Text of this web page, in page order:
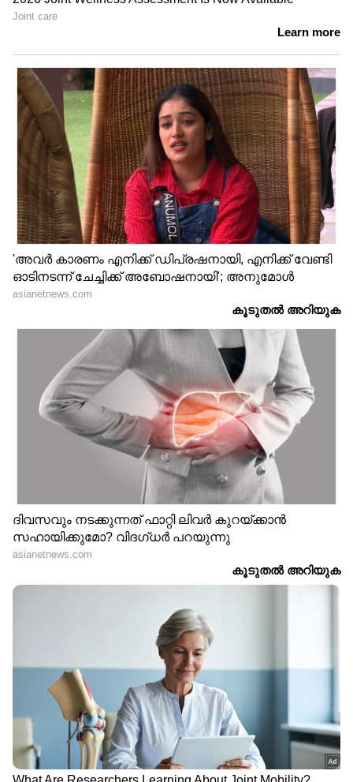
0536 0607 0736 0874 0897 0899 0927
0957 0997 0998 1066 1227 1315 1331 1403
1541 1544 1547 1555 1584 1738 1865 1866
1920 1971 2244 2470 2556 2709 2780
2793 2813 2875 2879 2933 3025 3096
3463 3666 3781 3798 3862 3880 3947
4012 4169 4196 4267 4709 4762 4775
4814 4880 4972 4983 5022 5139 5169
5223 5231 5324 5389 5546 5650 5704
5776 5985 6085 6293 6310 6379 6559
6617 6629 6679 6788 6882 6993 7004
7029 7063 7219 7301 7398 7622 7907
7962 8021 8028 8133 8141 8182 8225 8250
8407 8785 8826 8907 8924 8967 9116
9130 9261 9383 9436 9456 9522 9553 9653
9658 9682 9731 9772 9782 9826 9901
9934 9981 9984